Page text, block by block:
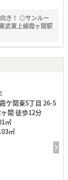
き！ ◎サンルー
武東上線霞ヶ関駅
ケ関東5丁目 26-5
関 徒歩12分
㎡
㎡